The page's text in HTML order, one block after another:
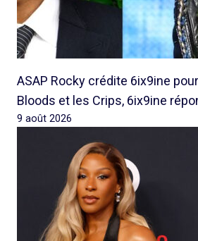
ASAP Rocky crédite 6ix9ine
Bloods et les Crips, 6ix9ine
9 août 2026